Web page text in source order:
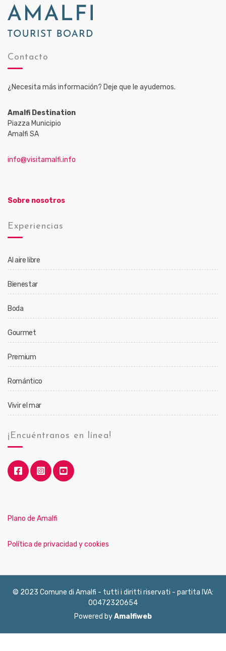
Contacto
¿Necesita más información? Deje que le ayudemos.
Amalfi Destination
Piazza Municipio
Amalfi SA
info@visitamalfi.info
Sobre nosotros
Experiencias
Al aire libre
Bienestar
Boda
Gourmet
Premium
Romántico
Vivir el mar
¡Encuéntranos en línea!
Plano de Amalfi
Política de privacidad y cookies
© 2023 Comune di Amalfi - tutti i diritti riservati - partita IVA:
00472320654
Powered byAmalfiweb